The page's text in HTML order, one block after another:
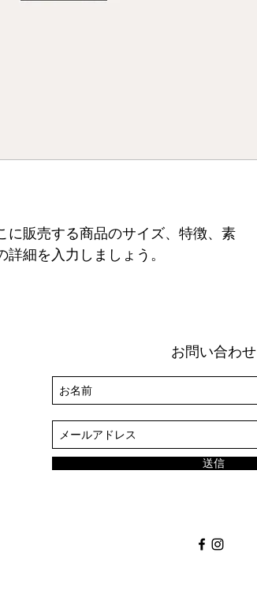
に販売する商品のサイズ、特徴、素
細を入力しましょう。
お問い合わせ
送信